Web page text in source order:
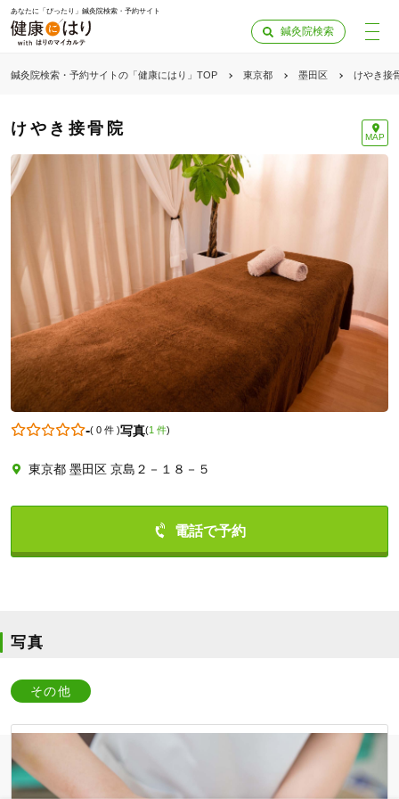
あなたに「ぴったり」鍼灸院検索・予約サイト
鍼灸院検索
鍼灸院検索・予約サイトの「健康にはり」TOP 東京都 墨田区 けやき接
けやき接骨院 MAP
-( 0 件)写真(1 件)
東京都 墨田区 京島２－１８－５
写真
その他
「健康にはりを見た」
0336118155